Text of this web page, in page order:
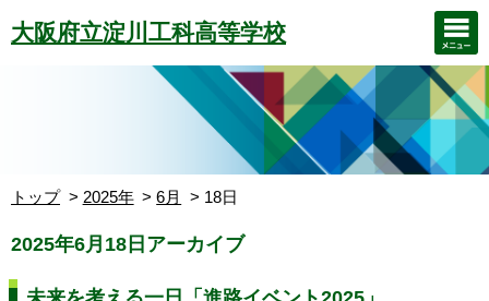
大阪府立淀川工科高等学校
トップ 2025年 6月 18日
2025年6月18日アーカイブ